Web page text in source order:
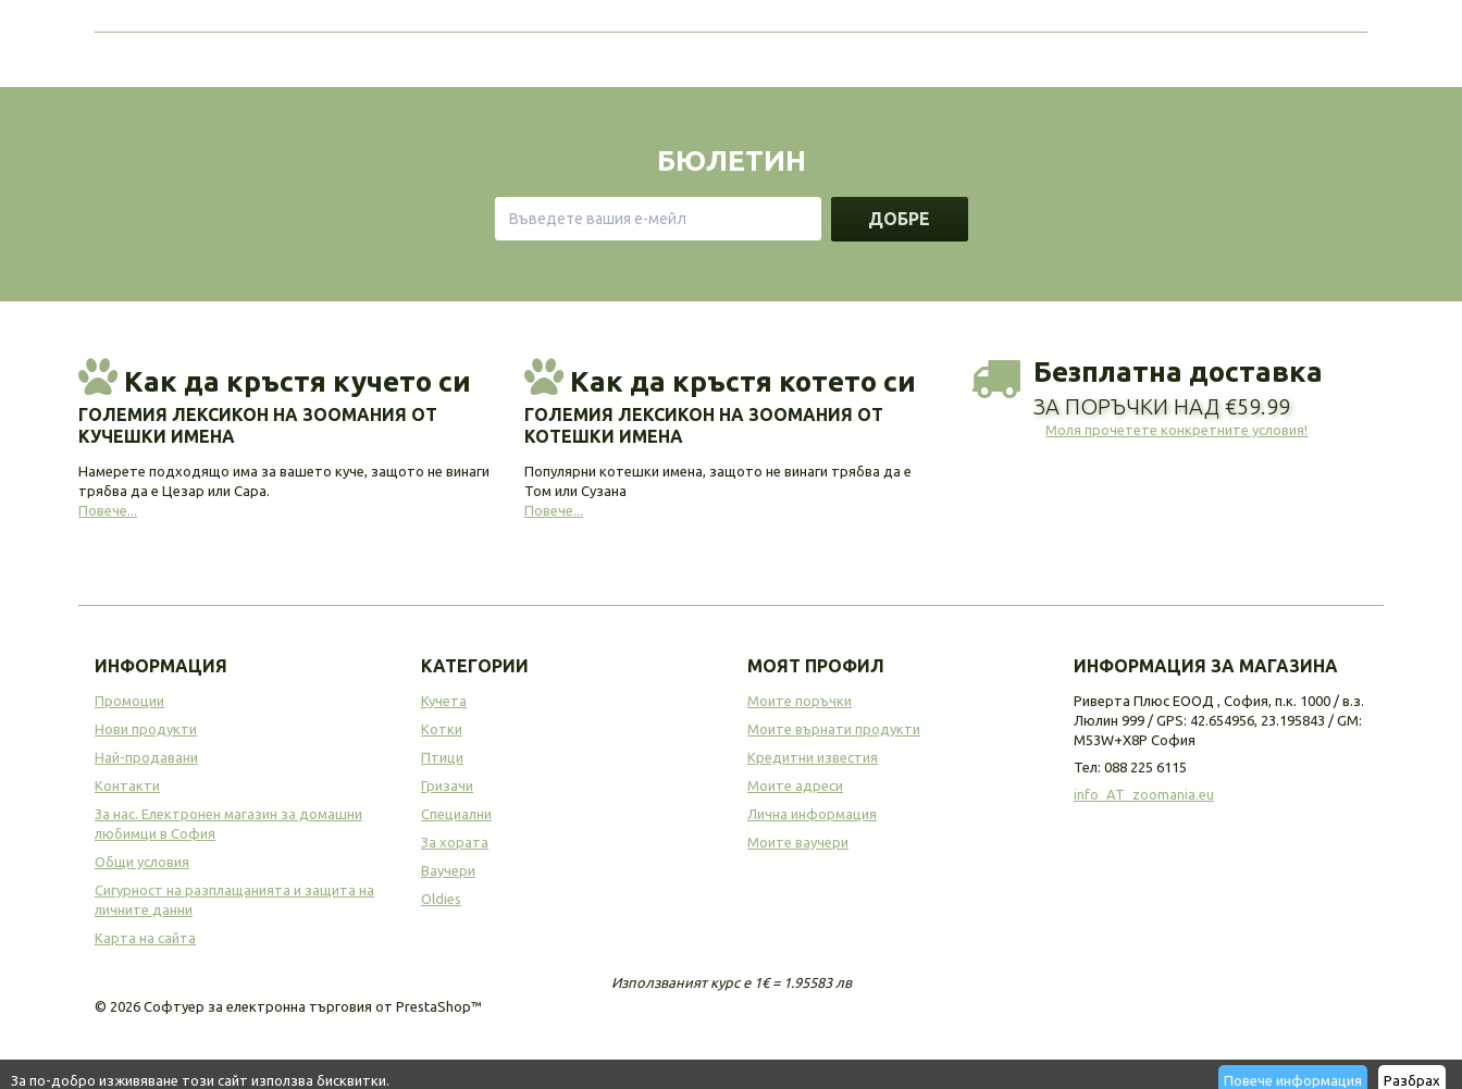
За по-добро изживяване този сайт използва бисквитки. Разбрах
Повече информация
БЮЛЕТИН
ДОБРЕ
Как да кръстя кучето си
ГОЛЕМИЯ ЛЕКСИКОН НА ЗООМАНИЯ ОТ
КУЧЕШКИ ИМЕНА
Намерете подходящо има за вашето куче, защото не винаги
трябва да е Цезар или Сара.
Повече...
Как да кръстя котето си
ГОЛЕМИЯ ЛЕКСИКОН НА ЗООМАНИЯ ОТ
КОТЕШКИ ИМЕНА
Популярни котешки имена, защото не винаги трябва да е
Том или Сузана
Повече...
Безплатна доставка
ЗА ПОРЪЧКИ НАД €59.99
Моля прочетете конкретните условия!
ИНФОРМАЦИЯ
Промоции
Нови продукти
Най-продавани
Контакти
За нас. Електронен магазин за домашни
любимци в София
Общи условия
Сигурност на разплащанията и защита на
личните данни
Карта на сайта
© 2026 Софтуер за електронна търговия от PrestaShop™
КАТЕГОРИИ
Кучета
Котки
Птици
Гризачи
Специални
За хората
Ваучери
Oldies
МОЯТ ПРОФИЛ
Моите поръчки
Моите върнати продукти
Кредитни известия
Моите адреси
Лична информация
Моите ваучери
ИНФОРМАЦИЯ ЗА МАГАЗИНА
Риверта Плюс ЕООД , София, п.к. 1000 / в.з.
Люлин 999 / GPS: 42.654956, 23.195843 / GM:
M53W+X8P София
Тел: 088 225 6115
info_AT_zoomania.eu
Използваният курс е 1€ = 1.95583 лв